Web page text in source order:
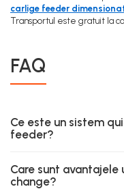
carlige feeder
Transportul este gratuit la
FAQ
Ce este un sistem
feeder?
Care sunt
change?